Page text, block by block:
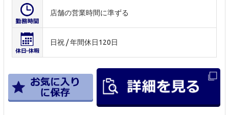
店舗の営業時間に準ずる
日祝 / 年間休日120日